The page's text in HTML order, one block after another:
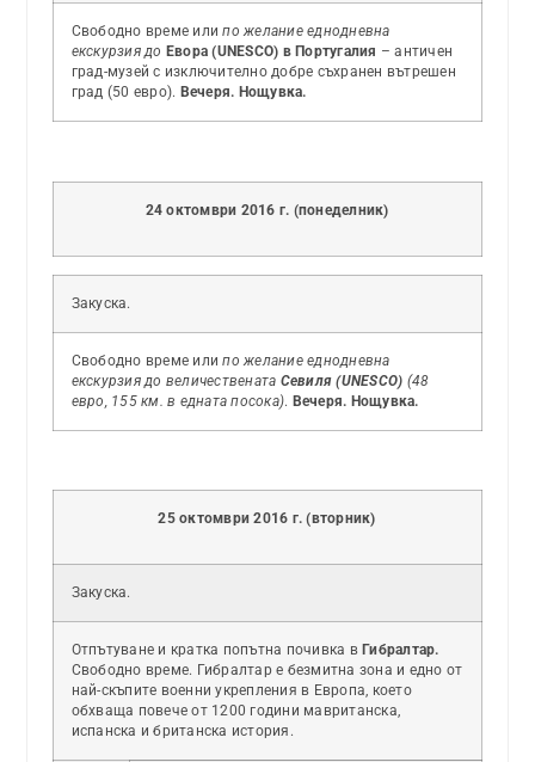
Свободно време илипо желание еднодневна
екскурзия до Евора (UNESCO) в Португалия – античен
град-музей с изключително добре съхранен вътрешен
град (50 евро). Вечеря. Нощувка.
24 октомври 2016 г. (понеделник)
Закуска.
Свободно време илипо желание еднодневна
екскурзия до величествената Севиля (UNESCO) (48
евро, 155 км. в едната посока). Вeчеря. Нощувка.
25 октомври 2016 г. (вторник)
Закуска.
Отпътуване и кратка попътна почивка в Гибралтар.
Свободно време. Гибралтар е безмитна зона и едно от
най-скъпите военни укрепления в Европа, което
обхваща повече от 1200 години мавританска,
испанска и британска история.